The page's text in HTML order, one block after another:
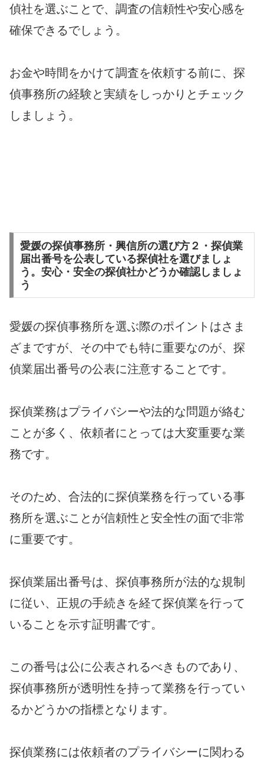
偵社を選ぶことで、調査の信頼性や安心感を
確保できるでしょう。
お金や時間をかけて調査を依頼する前に、探
偵事務所の経験と実績をしっかりとチェック
しましょう。
愛媛の探偵事務所・興信所の選び方２・探偵業
届出番号を公表している探偵社を選びましょ
う。安心・安全の探偵社かどうか確認しましょ
う
愛媛の探偵事務所を選ぶ際のポイントはさま
ざまですが、その中でも特に重要なのが、探
偵業届出番号の公表に注意することです。
探偵業務はプライバシーや法的な問題が絡む
ことが多く、依頼者にとっては大変重要な業
務です。
そのため、合法的に探偵業務を行っている事
務所を選ぶことが信頼性と安全性の面で非常
に重要です。
探偵業届出番号は、探偵事務所が法的な規制
に従い、正規の手続きを経て探偵業を行って
いることを示す証明書です。
この番号は公に公表されるべきものであり、
探偵事務所が透明性を持って業務を行ってい
るかどうかの指標となります。
探偵業務には依頼者のプライバシーに関わる